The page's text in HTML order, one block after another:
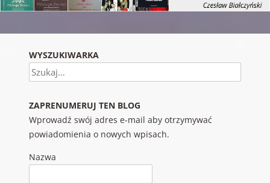
WYSZUKIWARKA
Szukaj
ZAPRENUMERUJ TEN BLOG
Wprowadź swój adres e-mail aby otrzymywać
powiadomienia o nowych wpisach.
Nazwa